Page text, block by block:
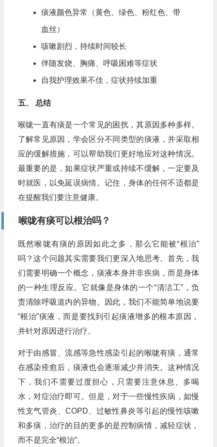
痰液颜色异常（黄色、绿色、粉红色、带
血丝）
咳嗽剧烈，持续时间较长
伴随发烧、胸痛、呼吸困难等症状
自我护理效果不佳，症状持续加重
五、 总结
喉咙一直有痰是一个常见的困扰，其原因多种多样。
了解常见原因，学会区分不同类型的痰液，并采取相
应的缓解措施，可以帮助我们更好地应对这种情况。
最重要的是，如果症状严重或持续不缓解，一定要及
时就医，以免延误病情。记住，身体的任何不适都是
在提醒我们要注意健康。
喉咙有痰可以根治吗？
既然喉咙有痰的原因如此之多，那么它能被“根治”
吗？这个问题其实需要我们更深入地思考。首先，我
们需要明确一个概念，痰液本身并非疾病，而是身体
的一种生理反应。它就像是身体的一个“清洁工”，负
责清除呼吸道内的异物。因此，我们不能简单地说要
“根治”痰液，而是要找到引起痰液增多的根本原因，
并针对原因进行治疗。
对于由感冒、流感等急性感染引起的喉咙有痰，通常
在感染痊愈后，痰液也会逐渐减少并消失。这种情况
下，我们不需要过度担心，只需要注意休息、多喝
水，对症治疗即可。但是，对于一些慢性疾病，如慢
性支气管炎、COPD、过敏性鼻炎等引起的慢性咳嗽
和多痰，治疗的目的更多的是控制病情，减轻症状，
而不是完全“根治”。